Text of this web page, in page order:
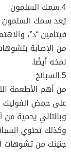
4.سمك السلمون
يُعد سمك السلمون
فيتامين “د”،
من الإصابة
لمخه أيضًا.
5.السبانخ
من أهم الأطعمة
على حمض الفوليك
وبالتالي يحمية من
وكذلك تحتوي
جنينك من تشوهات